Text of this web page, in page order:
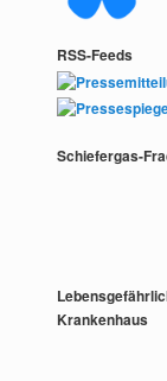
RSS-Feeds
Schiefergas-
Krankenhaus